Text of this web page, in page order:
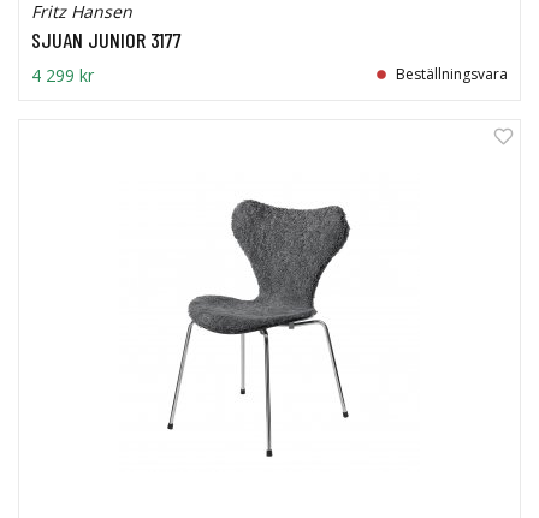
Fritz Hansen
SJUAN JUNIOR 3177
4 299 kr Beställningsvara